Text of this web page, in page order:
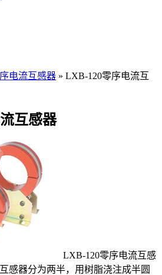
电流互感器 » LXB-120零序电流互
互感器
LXB-120零序电流互感
感器分为两半，用树脂浇注成半圆